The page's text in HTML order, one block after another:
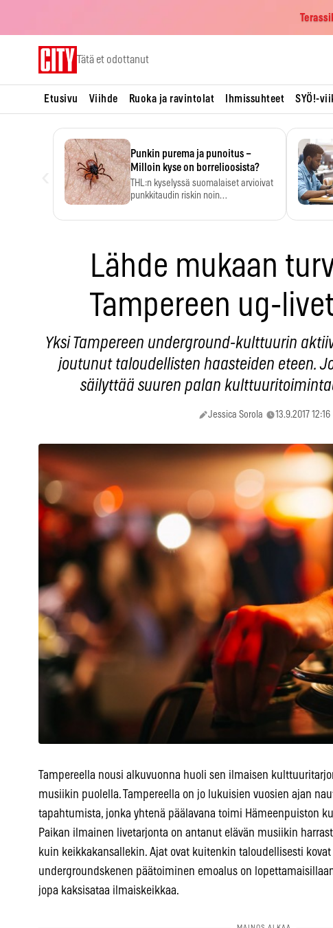
Tätä et odottanut
Etusivu Viihde Ruoka ja ravintolat Ihmissuhteet SYÖ!-
Punkin purema ja punoitus –
Milloin kyse on borrelioosista?
THL:n kyselyssä suomalaiset arvioivat
punkkitaudin riskin noin
Lähde mukaan
Tampereen ug-
Yksi Tampereen underground-kulttuurin
joutunut taloudellisten haasteiden eteen.
säilyttää suuren palan
Jessica Sorola 13.9.2017 12:16
Tampereella nousi alkuvuonna huoli sen ilmaisen
musiikin puolella. Tampereella on jo lukuisien vuosien ajan
tapahtumista, jonka yhtenä päälavana toimi Hämeenpuiston
Paikan ilmainen livetarjonta on antanut elävän musiikin
kuin keikkakansallekin. Ajat ovat kuitenkin taloudellisesti
undergroundskenen päätoiminen emoalus on
jopa kaksisataa ilmaiskeikkaa.